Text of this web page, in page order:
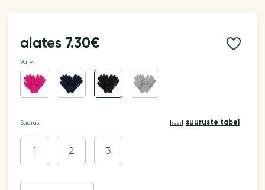
alates 7.30€
Värv:
Suurus: suuruste tabel
1 2 3